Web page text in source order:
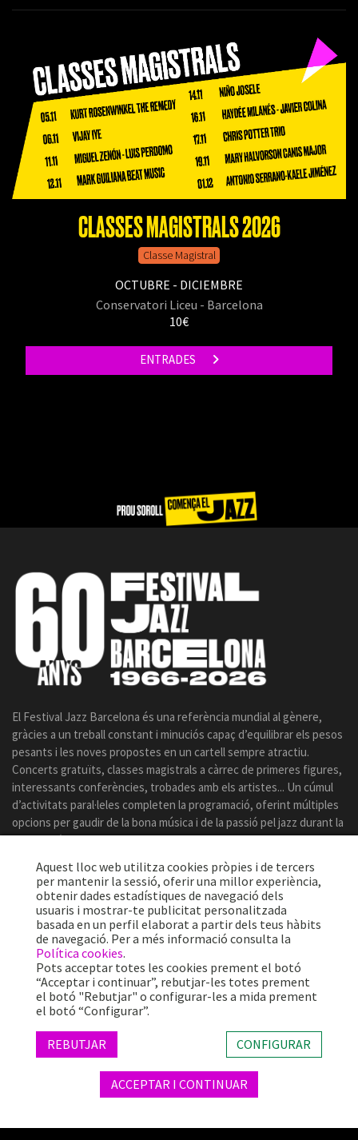
CLASSES MAGISTRALS 2026
Classe Magistral
OCTUBRE - DICIEMBRE
Conservatori Liceu - Barcelona
10€
ENTRADES
El Festival Jazz Barcelona és una referència mundial al gènere,
gràcies a un treball constant i minuciós capaç d’equilibrar els pesos
pesants i les noves propostes en un cartell sempre atractiu.
Concerts gratuïts, classes magistrals a càrrec de primeres figures,
interessants conferències, trobades amb els artistes... Un cúmul
d’activitats paral·leles completen la programació, oferint múltiples
opcions per gaudir de la bona música i de la passió pel jazz durant la
celebració del certamen.
Més de 25 anys oferint la millor música en directe des de Barcelona.
Concerts, festivals i esdeveniments de gran convocatòria.
© 2026 TheProject Music Company, S.L. |Avís legal|
Aquest lloc web utilitza cookies pròpies i de tercers
per mantenir la sessió, oferir una millor experiència,
obtenir dades estadístiques de navegació dels
usuaris i mostrar-te publicitat personalitzada
basada en un perfil elaborat a partir dels teus hàbits
de navegació. Per a més informació consulta la
Política cookies.
Pots acceptar totes les cookies prement el botó
“Acceptar i continuar”, rebutjar-les totes prement
el botó "Rebutjar" o configurar-les a mida prement
el botó “Configurar”.
REBUTJAR CONFIGURAR
ACCEPTAR I CONTINUAR